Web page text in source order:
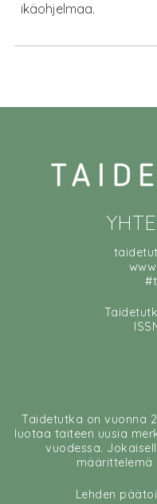
ikäohjelmaa.
Taidetutka on vuonna
luotaa taiteen uusia
vuodessa.
määrittelemä
Lehden